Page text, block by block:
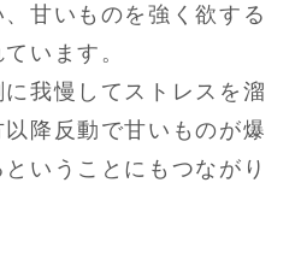
甘いものを強く欲する
います。
我慢してストレスを溜
降反動で甘いものが爆
いうことにもつながり